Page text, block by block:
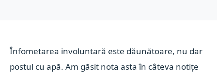
Înfometarea involuntară este dăunătoare, nu dar
postul cu apă. Am găsit nota asta în câteva notițe